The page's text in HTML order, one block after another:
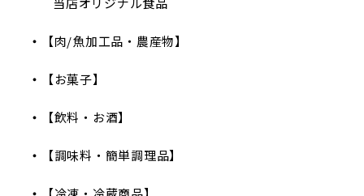
【肉/魚加工品・農産物】
【お菓子】
【飲料・お酒】
【調味料・簡単調理品】